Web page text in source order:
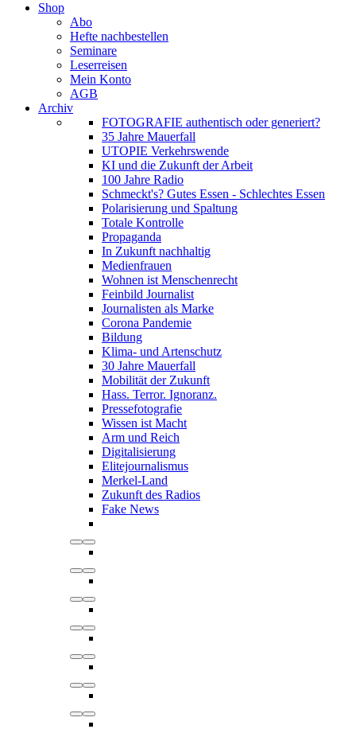
Shop
Abo
Hefte nachbestellen
Seminare
Leserreisen
Mein Konto
AGB
Archiv
FOTOGRAFIE authentisch oder generiert?
35 Jahre Mauerfall
UTOPIE Verkehrswende
KI und die Zukunft der Arbeit
100 Jahre Radio
Schmeckt's? Gutes Essen - Schlechtes Essen
Polarisierung und Spaltung
Totale Kontrolle
Propaganda
In Zukunft nachhaltig
Medienfrauen
Wohnen ist Menschenrecht
Feinbild Journalist
Journalisten als Marke
Corona Pandemie
Bildung
Klima- und Artenschutz
30 Jahre Mauerfall
Mobilität der Zukunft
Hass. Terror. Ignoranz.
Pressefotografie
Wissen ist Macht
Arm und Reich
Digitalisierung
Elitejournalismus
Merkel-Land
Zukunft des Radios
Fake News